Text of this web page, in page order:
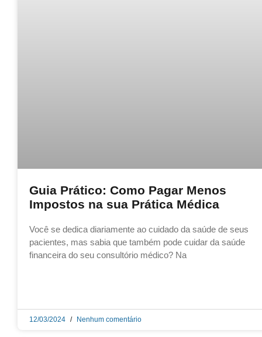
Guia Prático: Como Pagar Menos
Impostos na sua Prática Médica
Você se dedica diariamente ao cuidado da saúde de seus
pacientes, mas sabia que também pode cuidar da saúde
financeira do seu consultório médico? Na
12/03/2024 Nenhum comentário